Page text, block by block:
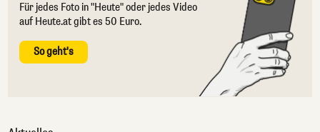
Für jedes Foto in "Heute" oder jedes Video
auf Heute.at gibt es 50 Euro.
So geht's